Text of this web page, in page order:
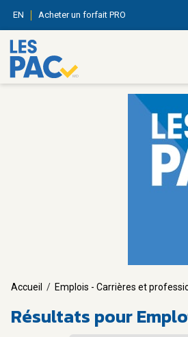
EN Acheter un forfait PRO
Accueil / Emplois - Carrières et
Résultats pour